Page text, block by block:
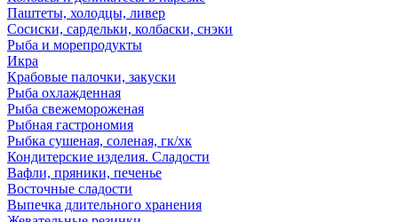
Паштеты, холодцы, ливер
Сосиски, сардельки, колбаски, снэки
Рыба и морепродукты
Икра
Крабовые палочки, закуски
Рыба охлажденная
Рыба свежемороженая
Рыбная гастрономия
Рыбка сушеная, соленая, гк/хк
Кондитерские изделия. Сладости
Вафли, пряники, печенье
Восточные сладости
Выпечка длительного хранения